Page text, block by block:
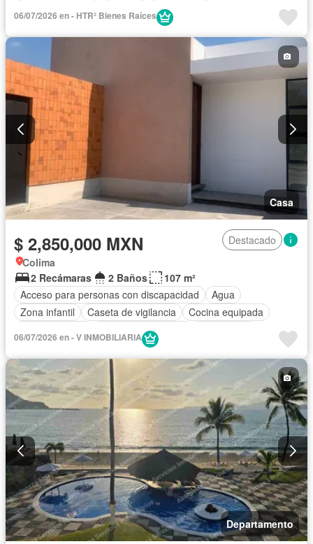
Electricidad
Televisión por cable
Recámara con closet
Wifi
Permite niños
Sin amueblar
06/07/2026 en - HTR² Bienes Raíces
Casa
$ 2,850,000 MXN
Destacado
Colima
2 Recámaras
2 Baños
107 m²
Acceso para personas con discapacidad
Agua
Zona infantil
Caseta de vigilancia
Cocina equipada
Cuarto de Limpieza
Recámara con closet
Zonas verdes
Sin amueblar
06/07/2026 en - V INMOBILIARIA
Departamento